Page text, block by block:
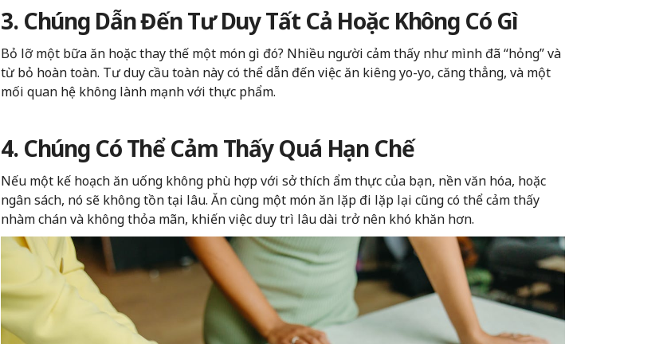
3. Chúng Dẫn Đến Tư Duy Tất Cả Hoặc Không Có Gì
Bỏ lỡ một bữa ăn hoặc thay thế một món gì đó? Nhiều người cảm thấy như mình đã “hỏng” và
từ bỏ hoàn toàn. Tư duy cầu toàn này có thể dẫn đến việc ăn kiêng yo-yo, căng thẳng, và một
mối quan hệ không lành mạnh với thực phẩm.
4. Chúng Có Thể Cảm Thấy Quá Hạn Chế
Nếu một kế hoạch ăn uống không phù hợp với sở thích ẩm thực của bạn, nền văn hóa, hoặc
ngân sách, nó sẽ không tồn tại lâu. Ăn cùng một món ăn lặp đi lặp lại cũng có thể cảm thấy
nhàm chán và không thỏa mãn, khiến việc duy trì lâu dài trở nên khó khăn hơn.